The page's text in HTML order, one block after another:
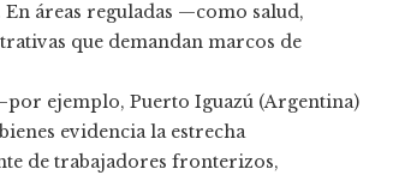
áreas reguladas —como salud,
que demandan marcos de
ejemplo, Puerto Iguazú (Argentina)
evidencia la estrecha
de trabajadores fronterizos,